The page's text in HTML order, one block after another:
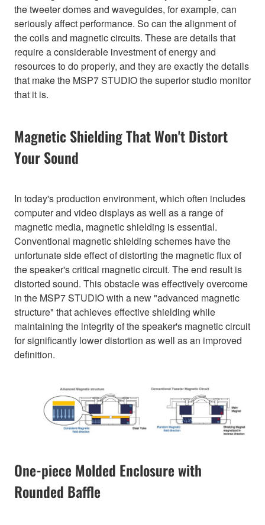
the tweeter domes and waveguides, for example, can
seriously affect performance. So can the alignment of
the coils and magnetic circuits. These are details that
require a considerable investment of energy and
resources to do properly, and they are exactly the details
that make the MSP7 STUDIO the superior studio monitor
that it is.
Magnetic Shielding That Won't Distort
Your Sound
In today's production environment, which often includes
computer and video displays as well as a range of
magnetic media, magnetic shielding is essential.
Conventional magnetic shielding schemes have the
unfortunate side effect of distorting the magnetic flux of
the speaker's critical magnetic circuit. The end result is
distorted sound. This obstacle was effectively overcome
in the MSP7 STUDIO with a new "advanced magnetic
structure" that achieves effective shielding while
maintaining the integrity of the speaker's magnetic circuit
for significantly lower distortion as well as an improved
definition.
One-piece Molded Enclosure with
Rounded Baffle